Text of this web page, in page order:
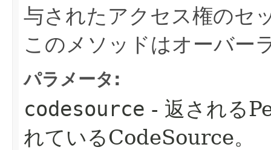
与されたアクセス権のセ
このメソッドはオーバー
パラメータ:
codesource - 返される
れているCodeSource。